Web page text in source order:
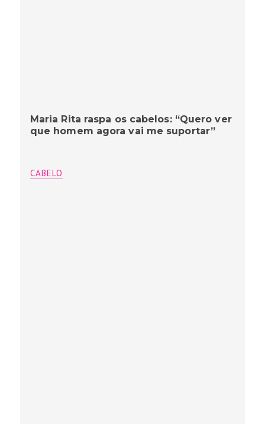
Maria Rita raspa os cabelos: “Quero ver
que homem agora vai me suportar”
CABELO